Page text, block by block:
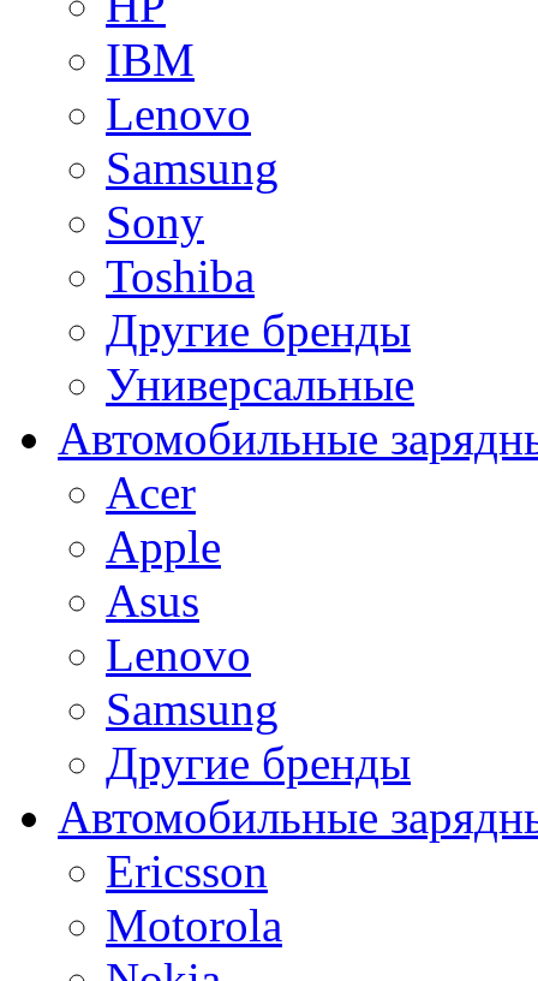
IBM
Lenovo
Samsung
Sony
Toshiba
Другие бренды
Универсальные
Автомобильные
Acer
Apple
Asus
Lenovo
Samsung
Другие бренды
Автомобильные
Ericsson
Motorola